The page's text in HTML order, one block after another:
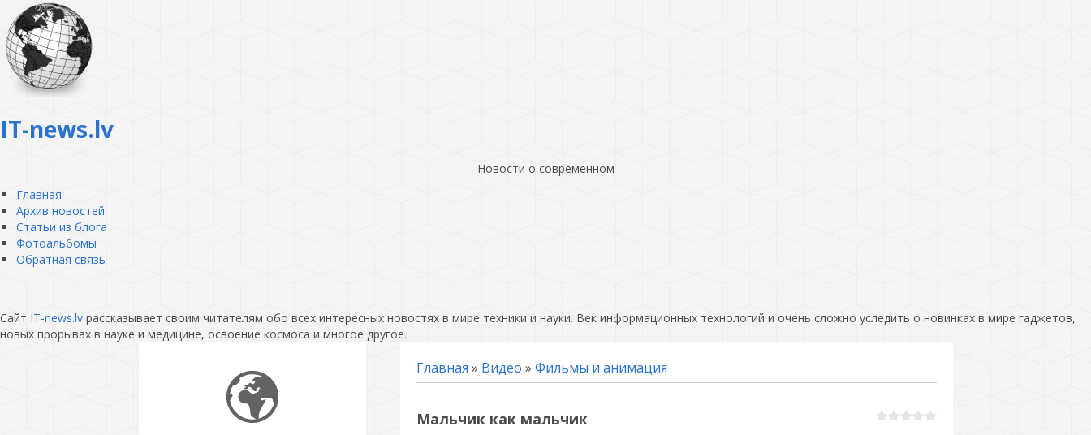
IT-news.lv
Новости о современном
Главная
Архив новостей
Статьи из блога
Фотоальбомы
Обратная связь
Сайт IT-news.lv рассказывает своим читателям обо всех интересных новостях в мире техники и науки. Век информационных технологий и очень сложно уследить о новинках в мире гаджетов,
новых прорывах в науке и медицине, освоение космоса и многое другое.
Главная » Видео » Фильмы и анимация
Мальчик как мальчик